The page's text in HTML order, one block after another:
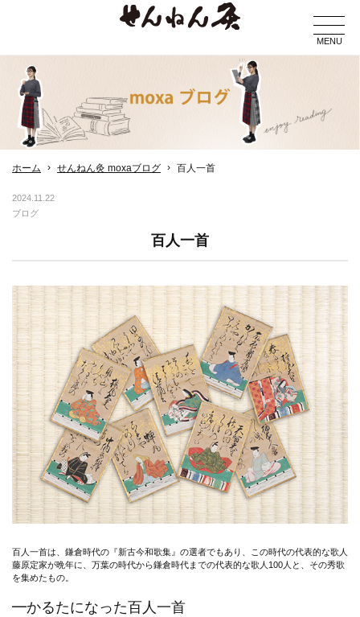
MENU
ホーム せんねん灸 moxaブログ 百人一首
2024.11.22
ブログ
百人一首
百人一首は、鎌倉時代の『新古今和歌集』の選者でもあり、この時代の代表的な歌人
藤原定家が晩年に、万葉の時代から鎌倉時代までの代表的な歌人100人と、その秀歌
を集めたもの。
━かるたになった百人一首